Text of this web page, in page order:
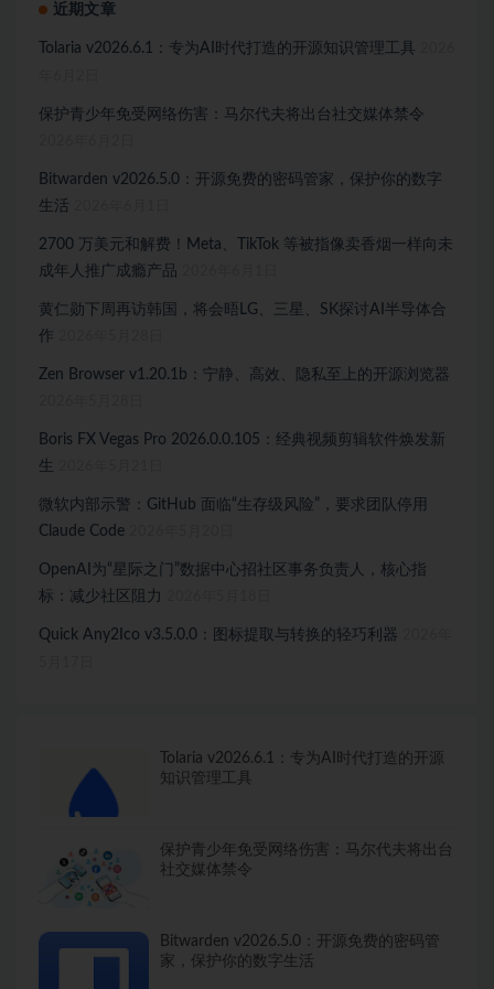
近期文章
Tolaria v2026.6.1：专为AI时代打造的开源知识管理工具
保护青少年免受网络伤害：马尔代夫将出台社交媒体禁令
Bitwarden v2026.5.0：开源免费的密码管家，保护你的数字
生活
2700 万美元和解费！Meta、TikTok 等被指像卖香烟一样向未
成年人推广成瘾产品
黄仁勋下周再访韩国，将会晤LG、三星、SK探讨AI半导体合
作
Zen Browser v1.20.1b：宁静、高效、隐私至上的开源浏览器
Boris FX Vegas Pro 2026.0.0.105：经典视频剪辑软件焕发新
生
微软内部示警：GitHub 面临“生存级风险”，要求团队停用
Claude Code
OpenAI为“星际之门”数据中心招社区事务负责人，核心指
标：减少社区阻力
Quick Any2Ico v3.5.0.0：图标提取与转换的轻巧利器
Tolaria v2026.6.1：专为AI时代打造的开源
知识管理工具
保护青少年免受网络伤害：马尔代夫将出台
社交媒体禁令
Bitwarden v2026.5.0：开源免费的密码管
家，保护你的数字生活